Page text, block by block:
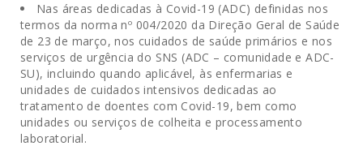
Nas áreas dedicadas à Covid-19 (ADC) definidas nos
termos da norma nº 004/2020 da Direção Geral de Saúde
de 23 de março, nos cuidados de saúde primários e nos
serviços de urgência do SNS (ADC – comunidade e ADC-
SU), incluindo quando aplicável, às enfermarias e
unidades de cuidados intensivos dedicadas ao
tratamento de doentes com Covid-19, bem como
unidades ou serviços de colheita e processamento
laboratorial.